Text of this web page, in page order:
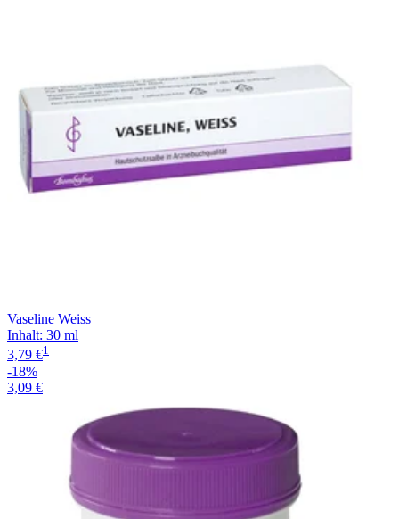
Vaseline Weiss
Inhalt: 30 ml
3,79 €1
-18%
3,09 €